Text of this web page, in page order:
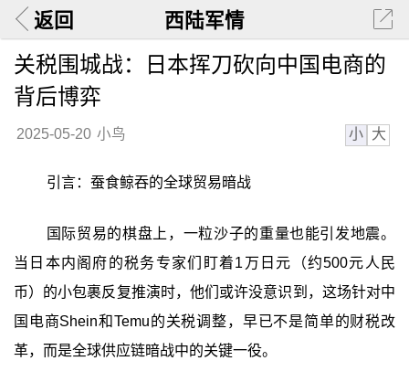
返回 西陆军情
关税围城战：日本挥刀砍向中国电商的
背后博弈
2025-05-20 小鸟 小 大
引言：蚕食鲸吞的全球贸易暗战
国际贸易的棋盘上，一粒沙子的重量也能引发地震。
当日本内阁府的税务专家们盯着1万日元（约500元人民
币）的小包裹反复推演时，他们或许没意识到，这场针对中
国电商Shein和Temu的关税调整，早已不是简单的财税改
革，而是全球供应链暗战中的关键一役。